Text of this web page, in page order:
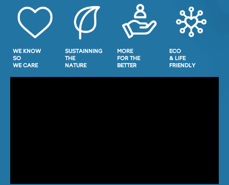
WE KNOW
SO
WE CARE
SUSTAINNING
THE
NATURE
MORE
FOR THE
BETTER
ECO
& LIFE
FRIENDLY